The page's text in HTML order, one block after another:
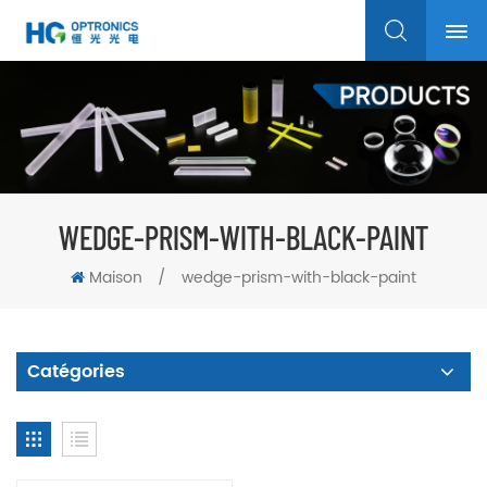
WEDGE-PRISM-WITH-BLACK-PAINT
Maison / wedge-prism-with-black-paint
Catégories